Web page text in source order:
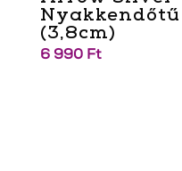
Nyakkendőtű
(3,8cm)
6 990 Ft